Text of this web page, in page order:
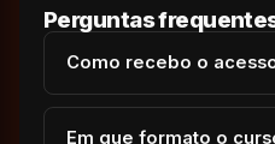
Perguntas
Como recebo o
Em que formato o